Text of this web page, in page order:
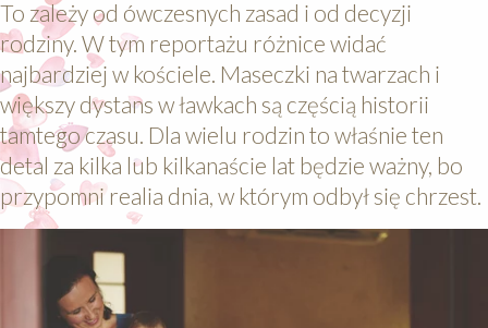
To zależy od ówczesnych zasad i od decyzji
rodziny. W tym reportażu różnice widać
najbardziej w kościele. Maseczki na twarzach i
większy dystans w ławkach są częścią historii
tamtego czasu. Dla wielu rodzin to właśnie ten
detal za kilka lub kilkanaście lat będzie ważny, bo
przypomni realia dnia, w którym odbył się chrzest.